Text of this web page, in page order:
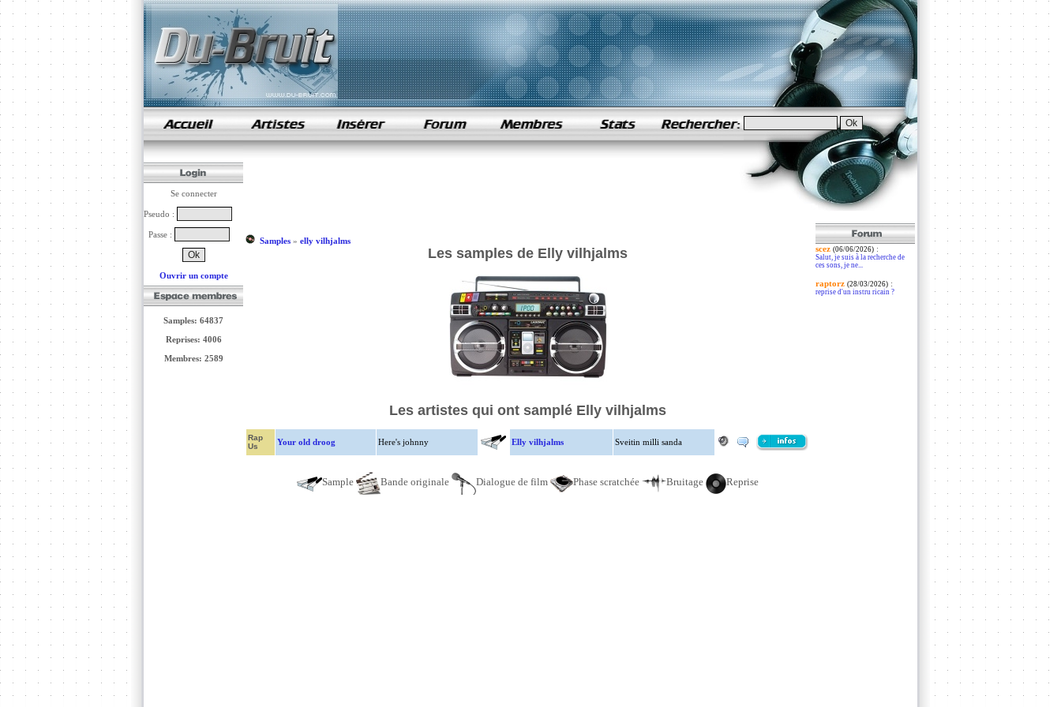
samples de rap
Se connecter
Pseudo :
Passe :
Ouvrir un compte
Samples: 64837
Reprises: 4006
Membres: 2589
Samples» elly vilhjalms
Les samples de Elly vilhjalms
Les artistes qui ont samplé Elly vilhjalms
Rap
Us
Your old droog Here's johnny Elly vilhjalms Sveitin milli sanda
Sample Bande originale Dialogue de film Phase scratchée Bruitage Reprise
scez (06/06/2026):
Salut, je suis à la recherche de
ces sons, je ne...
raptorz (28/03/2026):
reprise d'un instru ricain ?